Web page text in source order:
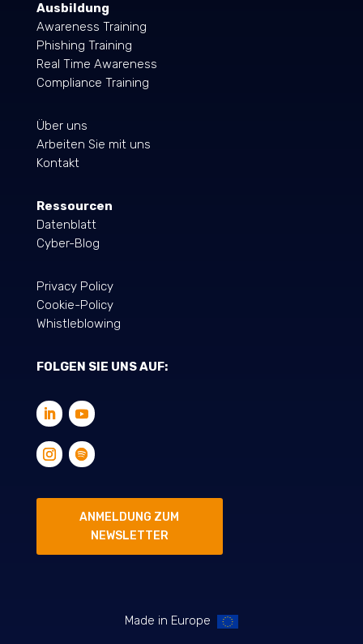
Ausbildung
Awareness Training
Phishing Training
Real Time Awareness
Compliance Training
Über uns
Arbeiten Sie mit uns
Kontakt
Ressourcen
Datenblatt
Cyber-Blog
Privacy Policy
Cookie-Policy
Whistleblowing
FOLGEN SIE UNS AUF:
ANMELDUNG ZUM
NEWSLETTER
Made in Europe